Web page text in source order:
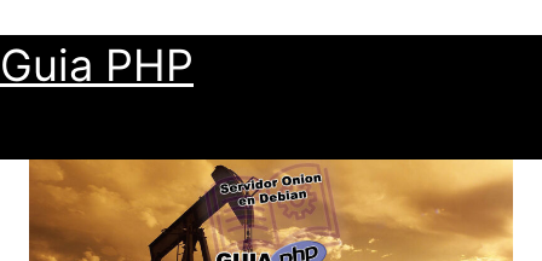
al
contenido
Guia PHP